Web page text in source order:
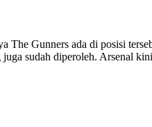
Gunners ada di posisi
sudah diperoleh. Arsenal